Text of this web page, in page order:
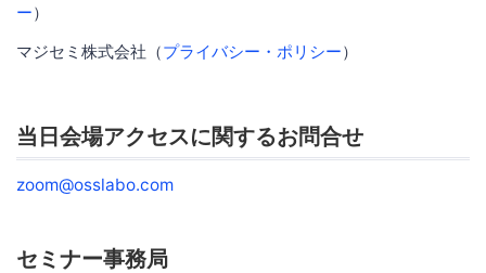
ー）
マジセミ株式会社（プライバシー・ポリシー）
当日会場アクセスに関するお問合せ
zoom@osslabo.com
セミナー事務局